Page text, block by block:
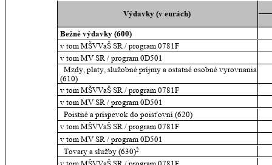
Výdavky (v eurách)
Bežné výdavky (600)
v tom MŠVVaŠ SR / program 0781F
v tom MV SR / program 0D501
  Mzdy, platy, služobné príjmy a ostatné osobné vyrovnania
(610)
v tom MŠVVaŠ SR / program 0781F
v tom MV SR / program 0D501
  Poistné a príspevok do poisťovní (620)
v tom MŠVVaŠ SR / program 0781F
v tom MV SR / program 0D501
  Tovary a služby (630)
2